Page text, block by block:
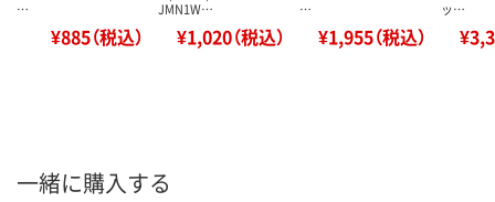
…
¥885（税込）
JMN1W…
¥1,020（税込）
…
¥1,955（税込）
ッ…
一緒に購入する